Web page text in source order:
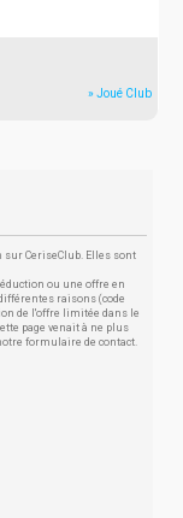
» Joué Club
CeriseClub. Elles sont
ou une offre en
raisons (code
de l'offre limitée dans le
page venait à ne plus
formulaire de contact.